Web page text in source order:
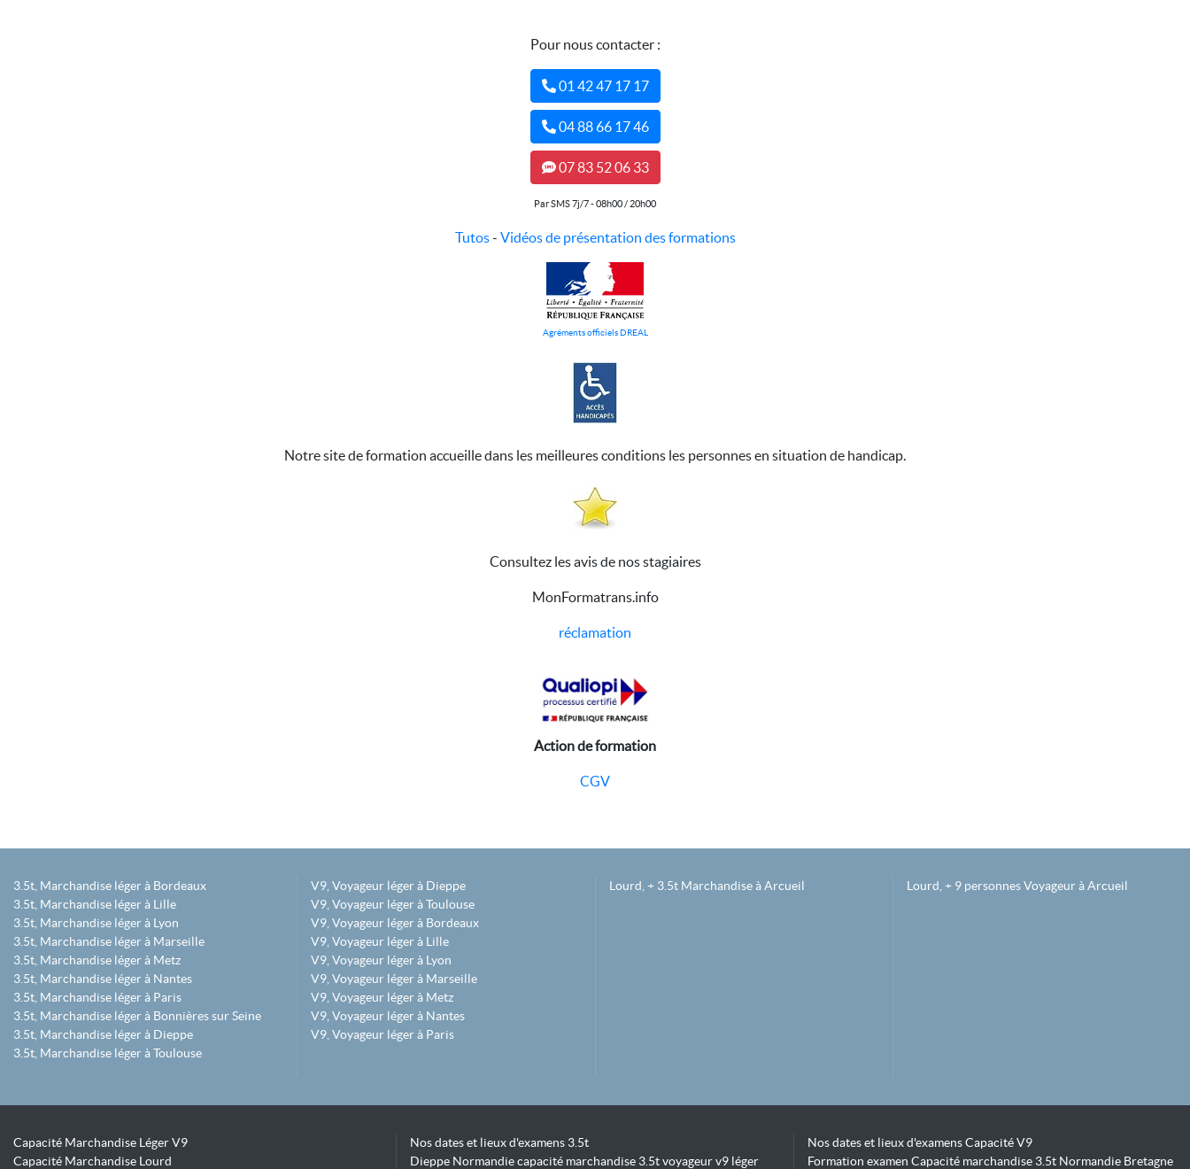
Pour nous contacter :
01 42 47 17 17
04 88 66 17 46
07 83 52 06 33
Par SMS 7j/7 - 08h00 / 20h00
Tutos- Vidéos de présentation des formations
Agréments officiels DREAL
Notre site de formation accueille dans les meilleures conditions les personnes en situation de handicap.
Consultez les avis de nos stagiaires
MonFormatrans.info
réclamation
Action de formation
CGV
3.5t, Marchandise léger à Bordeaux
3.5t, Marchandise léger à Lille
3.5t, Marchandise léger à Lyon
3.5t, Marchandise léger à Marseille
3.5t, Marchandise léger à Metz
3.5t, Marchandise léger à Nantes
3.5t, Marchandise léger à Paris
3.5t, Marchandise léger à Bonnières sur Seine
3.5t, Marchandise léger à Dieppe
3.5t, Marchandise léger à Toulouse
V9, Voyageur léger à Dieppe
V9, Voyageur léger à Toulouse
V9, Voyageur léger à Bordeaux
V9, Voyageur léger à Lille
V9, Voyageur léger à Lyon
V9, Voyageur léger à Marseille
V9, Voyageur léger à Metz
V9, Voyageur léger à Nantes
V9, Voyageur léger à Paris
Lourd, + 3.5t Marchandise à Arcueil Lourd, + 9 personnes Voyageur à Arcueil
Capacité Marchandise Léger V9
Capacité Marchandise Lourd
Nos dates et lieux d'examens 3.5t
Dieppe Normandie capacité marchandise 3.5t voyageur v9 léger
Nos dates et lieux d'examens Capacité V9
Formation examen Capacité marchandise 3.5t Normandie Bretagne